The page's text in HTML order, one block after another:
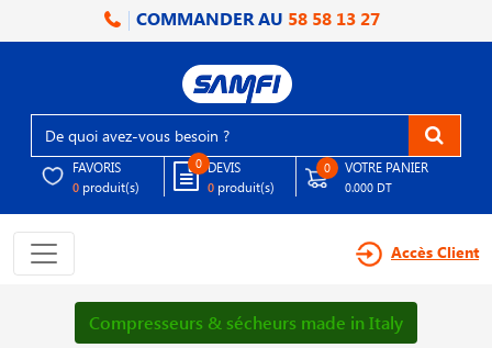
COMMANDER AU 58 58 13 27
FAVORIS
0 produit(s)
0 DEVIS
0 produit(s)
0 VOTRE PANIER
0.000 DT
Accès Client
Compresseurs & sécheurs made in Italy